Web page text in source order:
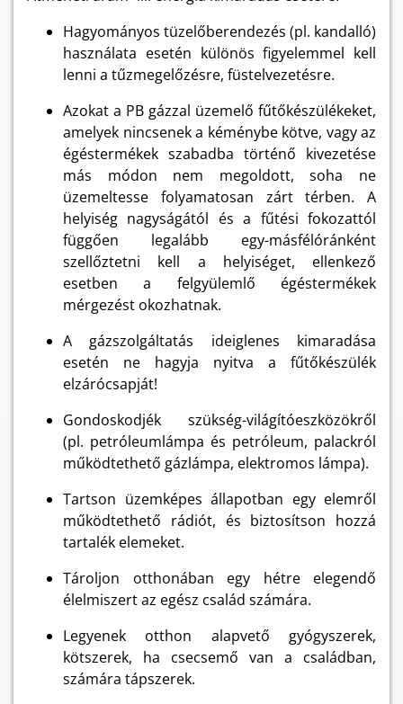
Hagyományos tüzelőberendezés (pl. kandalló)
használata esetén különös figyelemmel kell
lenni a tűzmegelőzésre, füstelvezetésre.
Azokat a PB gázzal üzemelő fűtőkészülékeket,
amelyek nincsenek a kéménybe kötve, vagy az
égéstermékek szabadba történő kivezetése
más módon nem megoldott, soha ne
üzemeltesse folyamatosan zárt térben. A
helyiség nagyságától és a fűtési fokozattól
függően legalább egy-másfélóránként
szellőztetni kell a helyiséget, ellenkező
esetben a felgyülemlő égéstermékek
mérgezést okozhatnak.
A gázszolgáltatás ideiglenes kimaradása
esetén ne hagyja nyitva a fűtőkészülék
elzárócsapját!
Gondoskodjék szükség-világítóeszközökről
(pl. petróleumlámpa és petróleum, palackról
működtethető gázlámpa, elektromos lámpa).
Tartson üzemképes állapotban egy elemről
működtethető rádiót, és biztosítson hozzá
tartalék elemeket.
Tároljon otthonában egy hétre elegendő
élelmiszert az egész család számára.
Legyenek otthon alapvető gyógyszerek,
kötszerek, ha csecsemő van a családban,
számára tápszerek.